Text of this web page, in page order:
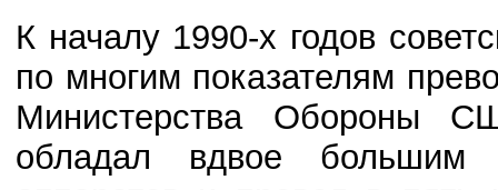
К началу 1990-х годов
по многим показателям
Министерства Обороны
обладал вдвое большим